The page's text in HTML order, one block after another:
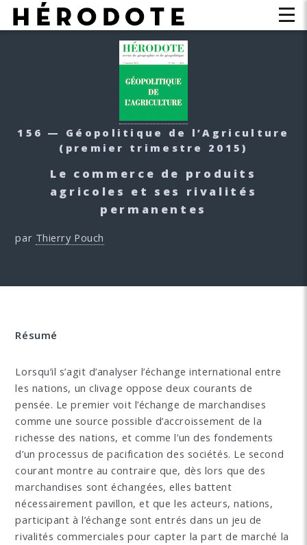
156 — Géopolitique de l’Agriculture
(premier trimestre 2015)
Le commerce de produits
agricoles et ses rivalités
permanentes
par Thierry Pouch
Résumé
Lorsqu’il s’agit d’analyser l’échange international entre
les nations, un clivage oppose deux courants de
pensée. Le premier voit l’échange de marchandises
comme une source possible d’accroissement de la
richesse des nations, et comme l’un des fondements
d’un processus de pacification des sociétés. Le second
courant montre au contraire que, dès lors que des
marchandises sont échangées, elles battent
nécessairement pavillon, et que les acteurs, nations,
participant à l’échange sont entrés dans un jeu de
rivalités commerciales pour capter la part de marché la